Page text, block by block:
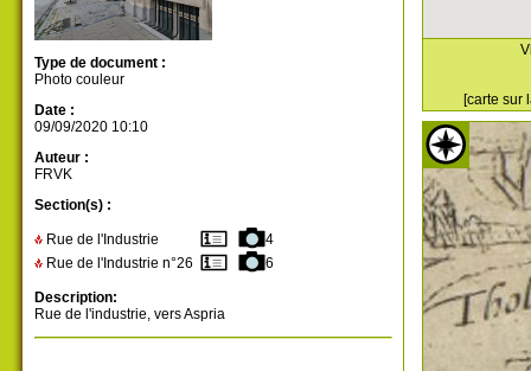
Type de document :
Photo couleur
Date :
09/09/2020 10:10
Auteur :
FRVK
Section(s) :
Rue de l'Industrie
4
Rue de l'Industrie n°26
6
Description:
Rue de l'industrie, vers Aspria
[carte sur